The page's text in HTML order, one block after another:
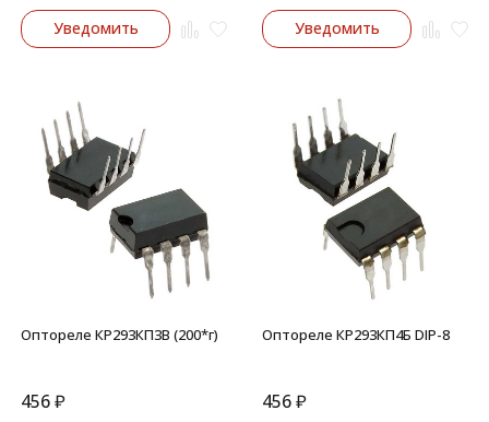
Уведомить Уведомить
Оптореле КР293КП3В (200*г)
456₽
Оптореле КР293КП4Б DIP-8
456₽